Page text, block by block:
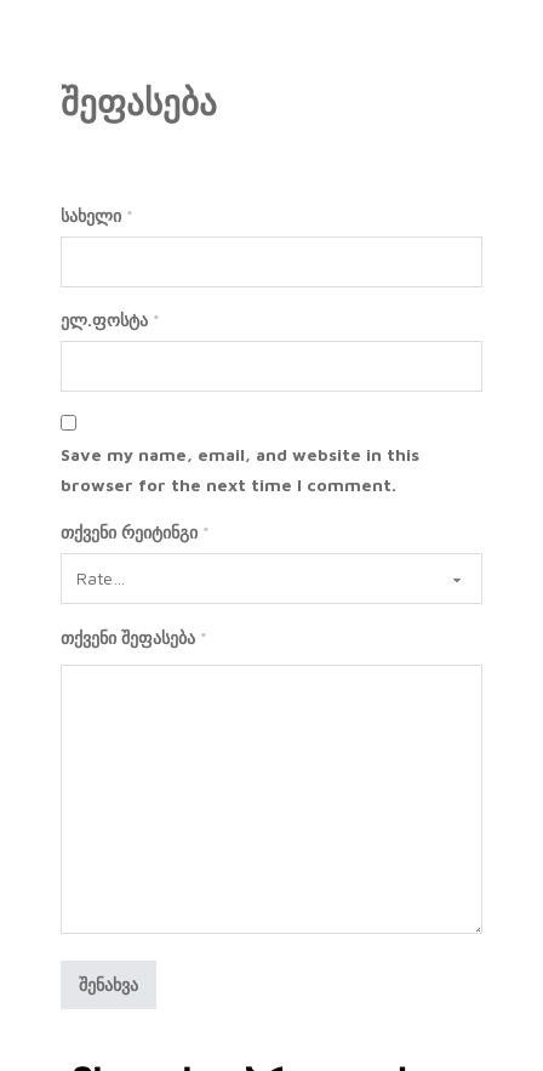
შეფასება
სახელი *
ელ.ფოსტა *
Save my name, email, and website in this
browser for the next time I comment.
თქვენი რეიტინგი *
თქვენი შეფასება *